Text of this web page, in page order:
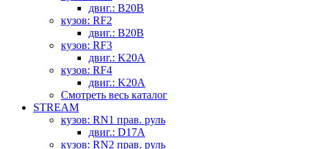
двиг.: B20B
кузов: RF2
двиг.: B20B
кузов: RF3
двиг.: K20A
кузов: RF4
двиг.: K20A
Смотреть весь каталог
STREAM
кузов: RN1 прав. руль
двиг.: D17A
кузов: RN2 прав. руль